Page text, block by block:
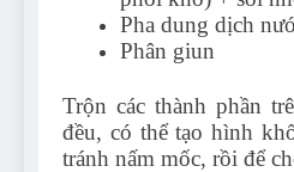
Pha dung dịch
Phân giun
Trộn các thành phần
đều, có thể tạo hình
tránh nấm mốc, rồi để